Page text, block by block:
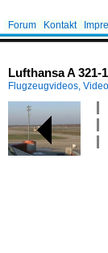
Forum Kontakt
Lufthansa A
Flugzeugvideos,